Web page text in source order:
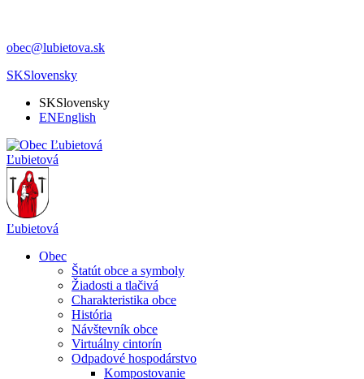
obec@lubietova.sk
SKSlovensky
SKSlovensky
ENEnglish
Ľubietová
Ľubietová
Obec
Štatút obce a symboly
Žiadosti a tlačivá
Charakteristika obce
História
Návštevník obce
Virtuálny cintorín
Odpadové hospodárstvo
Kompostovanie